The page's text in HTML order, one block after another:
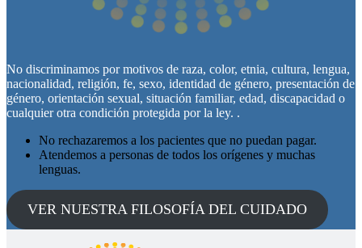
No discriminamos por motivos de raza, color, etnia, cultura, lengua,
nacionalidad, religión, fe, sexo, identidad de género, presentación de
género, orientación sexual, situación familiar, edad, discapacidad o
cualquier otra condición protegida por la ley. .
No rechazaremos a los pacientes que no puedan pagar.
Atendemos a personas de todos los orígenes y muchas
lenguas.
VER NUESTRA FILOSOFÍA DEL CUIDADO